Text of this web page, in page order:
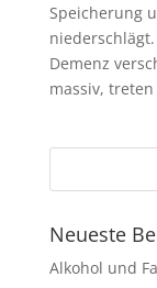
Speicherung
Demenz
massiv,
Neueste
Alkohol und